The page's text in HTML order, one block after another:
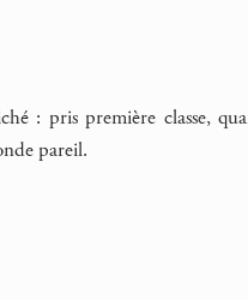
: pris première classe,
pareil.